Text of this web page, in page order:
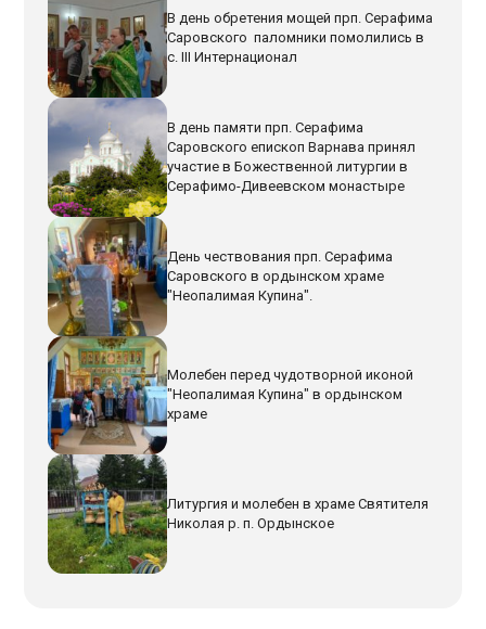
В день обретения мощей прп. Серафима
Саровского паломники помолились в
с. III Интернационал
В день памяти прп. Серафима
Саровского епископ Варнава принял
участие в Божественной литургии в
Серафимо-Дивеевском монастыре
День чествования прп. Серафима
Саровского в ордынском храме
"Неопалимая Купина".
Молебен перед чудотворной иконой
"Неопалимая Купина" в ордынском
храме
Литургия и молебен в храме Святителя
Николая р. п. Ордынское